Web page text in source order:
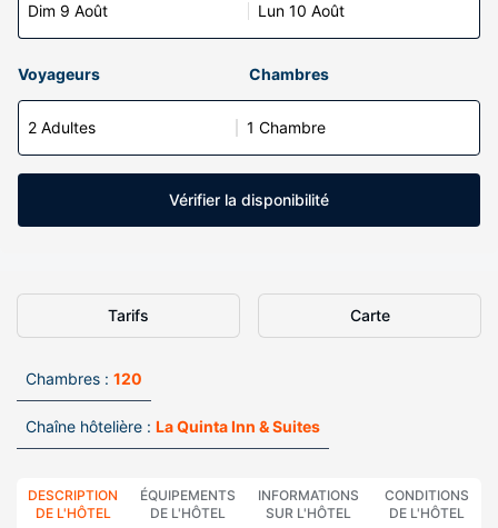
Dim 9 Août Lun 10 Août
Voyageurs Chambres
2 Adultes 1 Chambre
Vérifier la disponibilité
Tarifs Carte
Chambres : 120
Chaîne hôtelière : La Quinta Inn & Suites
DESCRIPTION
DE L'HÔTEL
ÉQUIPEMENTS
DE L'HÔTEL
INFORMATIONS
SUR L'HÔTEL
CONDITIONS
DE L'HÔTEL